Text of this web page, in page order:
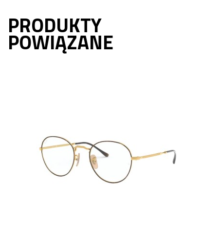
PRODUKTY
POWIĄZANE